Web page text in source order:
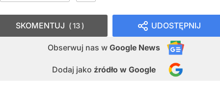
UDOSTĘPNIJ
Obserwuj nas w Google News
Dodaj jako źródło w Google
SKOMENTUJ 13